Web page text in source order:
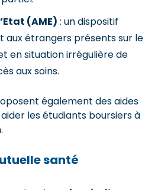
(AME) : un dispositif
aux étrangers présents sur le
en situation irrégulière de
aux soins.
également des aides
les étudiants boursiers à
santé